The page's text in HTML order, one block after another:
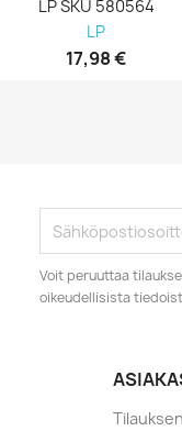
LP SKU 580564
LP
17,98 €
Voit peruuttaa
oikeudellisista